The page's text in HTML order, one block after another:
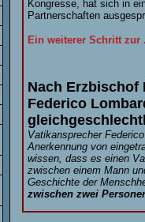
Kongresse, hat sich in
Partnerschaften
Ein weiterer Schritt zur
Nach Erzbischof
Federico
Vatikansprecher
Anerkennung von
wissen, dass es einen
zwischen einem Mann
Geschichte der
zwischen zwei